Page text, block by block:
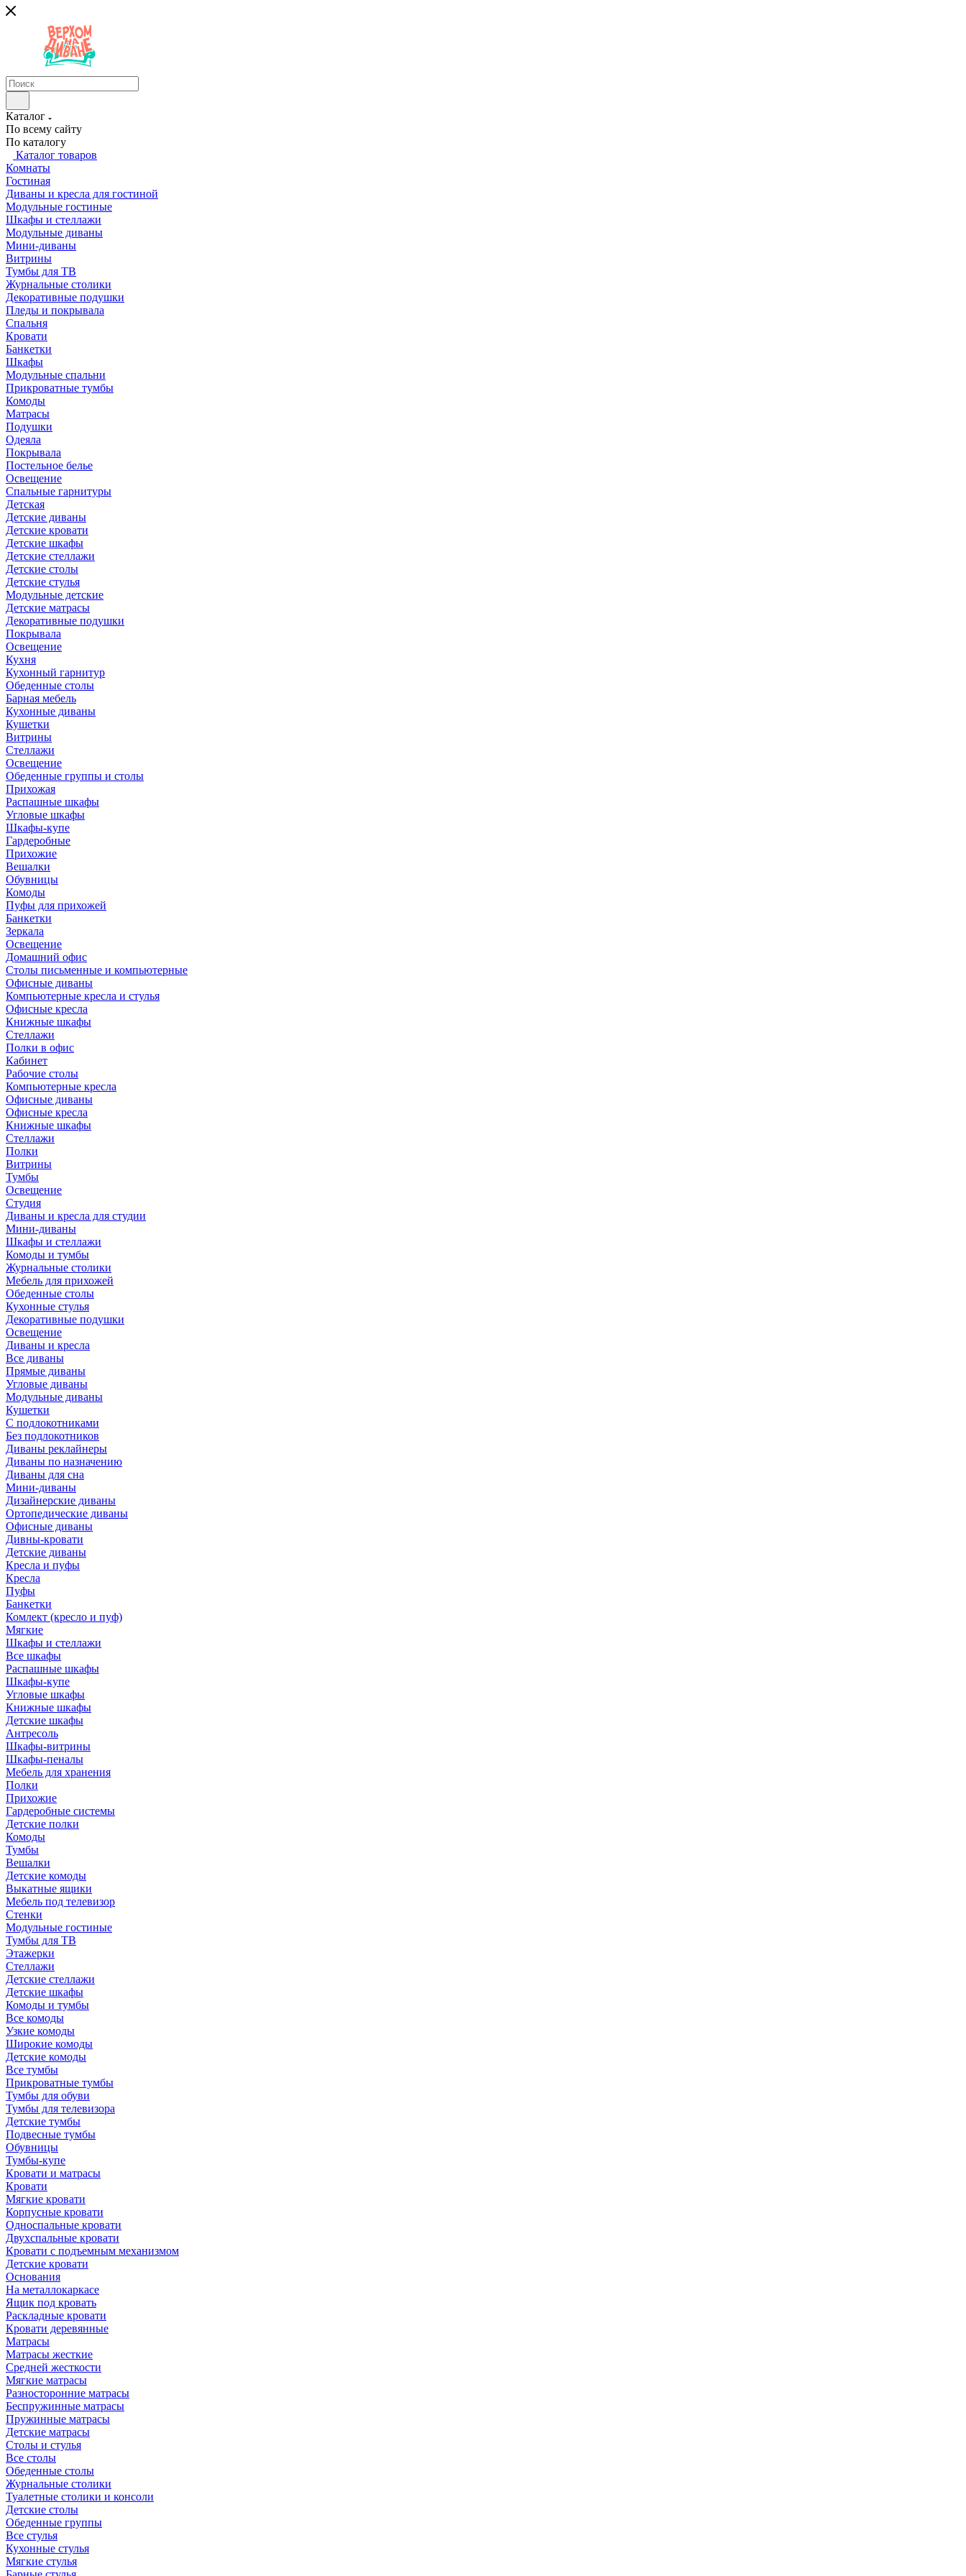
Каталог
По всему сайту
По каталогу
Каталог товаров
Комнаты
Гостиная
Диваны и кресла для гостиной
Модульные гостиные
Шкафы и стеллажи
Модульные диваны
Мини-диваны
Витрины
Тумбы для ТВ
Журнальные столики
Декоративные подушки
Пледы и покрывала
Спальня
Кровати
Банкетки
Шкафы
Модульные спальни
Прикроватные тумбы
Комоды
Матрасы
Подушки
Одеяла
Покрывала
Постельное белье
Освещение
Спальные гарнитуры
Детская
Детские диваны
Детские кровати
Детские шкафы
Детские стеллажи
Детские столы
Детские стулья
Модульные детские
Детские матрасы
Декоративные подушки
Покрывала
Освещение
Кухня
Кухонный гарнитур
Обеденные столы
Барная мебель
Кухонные диваны
Кушетки
Витрины
Стеллажи
Освещение
Обеденные группы и столы
Прихожая
Распашные шкафы
Угловые шкафы
Шкафы-купе
Гардеробные
Прихожие
Вешалки
Обувницы
Комоды
Пуфы для прихожей
Банкетки
Зеркала
Освещение
Домашний офис
Столы письменные и компьютерные
Офисные диваны
Компьютерные кресла и стулья
Офисные кресла
Книжные шкафы
Стеллажи
Полки в офис
Кабинет
Рабочие столы
Компьютерные кресла
Офисные диваны
Офисные кресла
Книжные шкафы
Стеллажи
Полки
Витрины
Тумбы
Освещение
Студия
Диваны и кресла для студии
Мини-диваны
Шкафы и стеллажи
Комоды и тумбы
Журнальные столики
Мебель для прихожей
Обеденные столы
Кухонные стулья
Декоративные подушки
Освещение
Диваны и кресла
Все диваны
Прямые диваны
Угловые диваны
Модульные диваны
Кушетки
С подлокотниками
Без подлокотников
Диваны реклайнеры
Диваны по назначению
Диваны для сна
Мини-диваны
Дизайнерские диваны
Ортопедические диваны
Офисные диваны
Дивны-кровати
Детские диваны
Кресла и пуфы
Кресла
Пуфы
Банкетки
Комлект (кресло и пуф)
Мягкие
Шкафы и стеллажи
Все шкафы
Распашные шкафы
Шкафы-купе
Угловые шкафы
Книжные шкафы
Детские шкафы
Антресоль
Шкафы-витрины
Шкафы-пеналы
Мебель для хранения
Полки
Прихожие
Гардеробные системы
Детские полки
Комоды
Тумбы
Вешалки
Детские комоды
Выкатные ящики
Мебель под телевизор
Стенки
Модульные гостиные
Тумбы для ТВ
Этажерки
Стеллажи
Детские стеллажи
Детские шкафы
Комоды и тумбы
Все комоды
Узкие комоды
Широкие комоды
Детские комоды
Все тумбы
Прикроватные тумбы
Тумбы для обуви
Тумбы для телевизора
Детские тумбы
Подвесные тумбы
Обувницы
Тумбы-купе
Кровати и матрасы
Кровати
Мягкие кровати
Корпусные кровати
Односпальные кровати
Двухспальные кровати
Кровати с подъемным механизмом
Детские кровати
Основания
На металлокаркасе
Ящик под кровать
Раскладные кровати
Кровати деревянные
Матрасы
Матрасы жесткие
Средней жесткости
Мягкие матрасы
Разносторонние матрасы
Беспружинные матрасы
Пружинные матрасы
Детские матрасы
Столы и стулья
Все столы
Обеденные столы
Журнальные столики
Туалетные столики и консоли
Детские столы
Обеденные группы
Все стулья
Кухонные стулья
Мягкие стулья